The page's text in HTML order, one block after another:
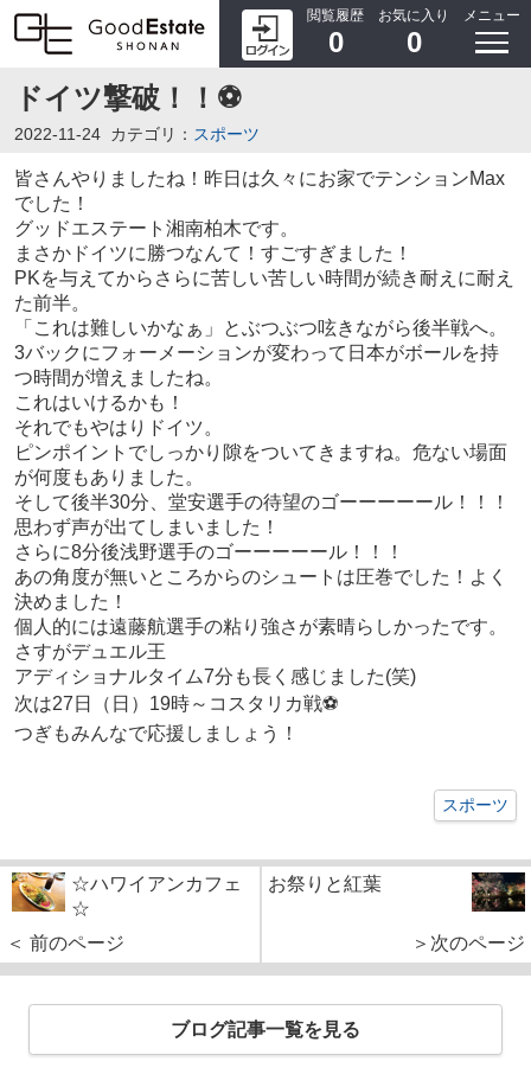
閲覧履歴
0
お気に入り
0
メニュー
ドイツ撃破！！⚽
2022-11-24 カテゴリ： スポーツ
皆さんやりましたね！昨日は久々にお家でテンションMax
でした！
グッドエステート湘南柏木です。
まさかドイツに勝つなんて！すごすぎました！
PKを与えてからさらに苦しい苦しい時間が続き耐えに耐え
た前半。
「これは難しいかなぁ」とぶつぶつ呟きながら後半戦へ。
3バックにフォーメーションが変わって日本がボールを持
つ時間が増えましたね。
これはいけるかも！
それでもやはりドイツ。
ピンポイントでしっかり隙をついてきますね。危ない場面
が何度もありました。
そして後半30分、堂安選手の待望のゴーーーーール！！！
思わず声が出てしまいました！
さらに8分後浅野選手のゴーーーーール！！！
あの角度が無いところからのシュートは圧巻でした！よく
決めました！
個人的には遠藤航選手の粘り強さが素晴らしかったです。
さすがデュエル王
アディショナルタイム7分も長く感じました(笑)
次は27日（日）19時～コスタリカ戦⚽
つぎもみんなで応援しましょう！
スポーツ
☆ハワイアンカフェ
☆
＜ 前のページ
お祭りと紅葉
＞次のページ
ブログ記事一覧を見る